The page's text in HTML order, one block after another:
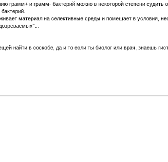
грамм+ и грамм- бактерий можно в некоторой степени
материал на селективные среды и помещает в условия,
найти в соскобе, да и то если ты биолог или врач, знаешь